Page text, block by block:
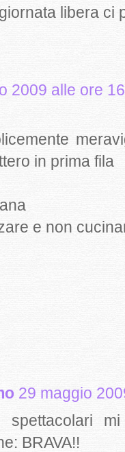
libera ci
2009 alle ore
in prima fila
e non
29 maggio
spettacolari
BRAVA!!